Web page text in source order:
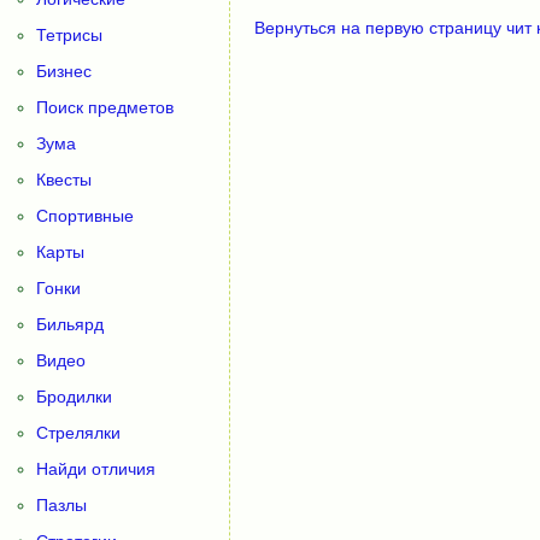
Вернуться на первую страницу чит
Тетрисы
Бизнес
Поиск предметов
Зума
Квесты
Спортивные
Карты
Гонки
Бильярд
Видео
Бродилки
Стрелялки
Найди отличия
Пазлы